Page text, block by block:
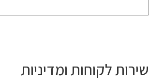
שירות לקוחות ומדיניות